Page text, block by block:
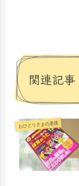
関連記事
おひとりさまの老後